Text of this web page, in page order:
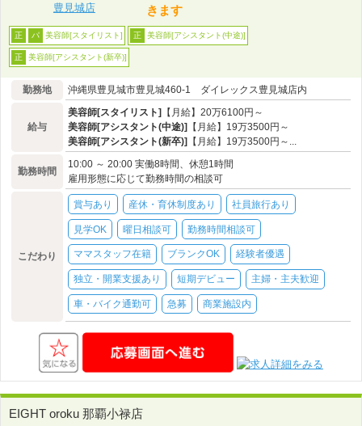
きます
正 パ 美容師[スタイリスト] 正 美容師[アシスタント(中途)]
正 美容師[アシスタント(新卒)]
勤務地 沖縄県豊見城市豊見城460-1 ダイレックス豊見城店内
給与
美容師[スタイリスト]
【月給】20万6100円～
美容師[アシスタント(中途)]
【月給】19万3500円～
美容師[アシスタント(新卒)]
【月給】19万3500円～...
勤務時間
10:00 ～ 20:00 実働8時間、休憩1時間
雇用形態に応じて勤務時間の相談可
こだわり
賞与あり 産休・育休制度あり 社員旅行あり
見学OK 曜日相談可 勤務時間相談可
ママスタッフ在籍 ブランクOK 経験者優遇
独立・開業支援あり 短期デビュー 主婦・主夫歓迎
車・バイク通勤可 急募 商業施設内
EIGHT oroku 那覇小禄店